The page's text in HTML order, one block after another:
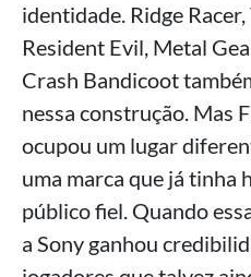
identidade. Ridge
Resident Evil, Metal
Crash Bandicoot
nessa construção. Mas
ocupou um lugar
uma marca que já tinha
público fiel. Quando
a Sony ganhou